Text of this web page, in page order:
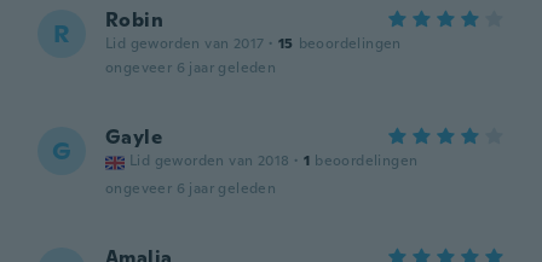
R Robin
Lid geworden van 2017 · 15 beoordelingen
ongeveer 6 jaar geleden
G Gayle
Lid geworden van 2018 · 1 beoordelingen
ongeveer 6 jaar geleden